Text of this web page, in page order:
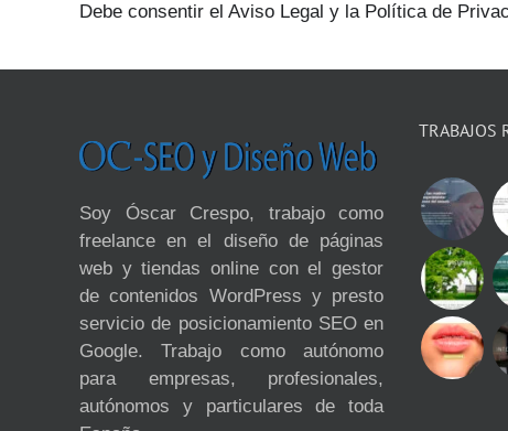
Debe consentir el Aviso Legal y la Política de
Soy Óscar Crespo, trabajo como
freelance en el diseño de páginas
web y tiendas online con el gestor
de contenidos WordPress y presto
servicio de posicionamiento SEO en
Google. Trabajo como autónomo
para empresas, profesionales,
autónomos y particulares de toda
TRABAJOS